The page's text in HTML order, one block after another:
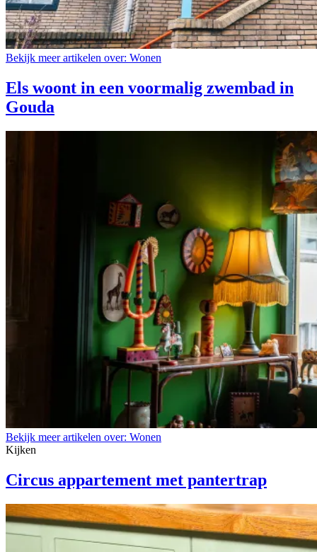
Bekijk meer artikelen over: Wonen
Els woont in een voormalig zwembad in
Gouda
Bekijk meer artikelen over: Wonen
Kijken
Circus appartement met pantertrap